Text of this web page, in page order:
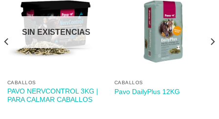
Añadir
lista de
deseos
SIN EXISTENCIAS
CABALLOS
PAVO NERVCONTROL 3KG |
PARA CALMAR CABALLOS
CABALLOS
Pavo DailyPlus 12KG